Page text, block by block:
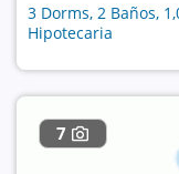
3 Dorms, 2 Baños,
Hipotecaria
7